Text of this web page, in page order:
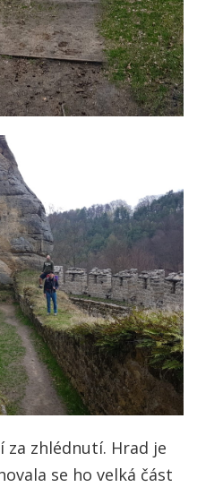
zhlédnutí. Hrad je
se ho velká část